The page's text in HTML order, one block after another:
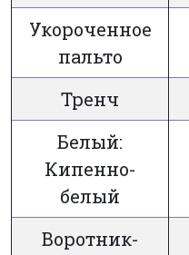
Укороченное
пальто
Тренч
Белый:
Кипенно-
белый
Воротник-